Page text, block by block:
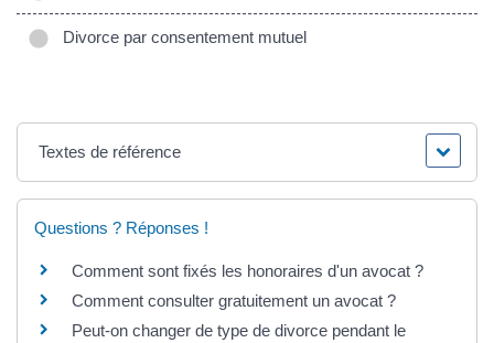
Divorce par consentement mutuel
Textes de référence
Questions ? Réponses !
Comment sont fixés les honoraires d'un avocat ?
Comment consulter gratuitement un avocat ?
Peut-on changer de type de divorce pendant le